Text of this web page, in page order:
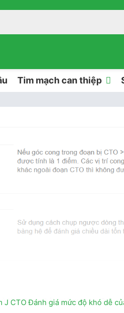
Tim mạch can thiệp
J CTO Đánh giá mức độ khó dễ